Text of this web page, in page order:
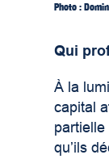
Photo :
Qui
À la
capital
qu’ils